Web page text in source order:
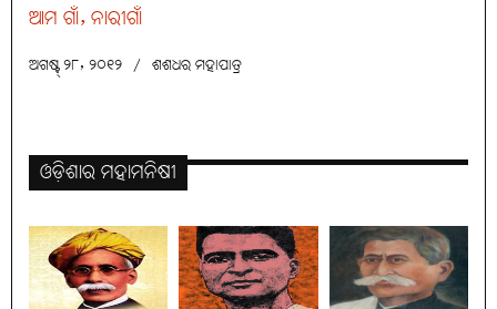
ଆମ ଗାଁ, ନାରୀଗାଁ
ଅଗଷ୍ଟ୍ ୨୮, ୨୦୧୨ / ଶଶଧର ମହାପାତ୍ର
ଓଡ଼ିଶାର ମହାମନିଷୀ